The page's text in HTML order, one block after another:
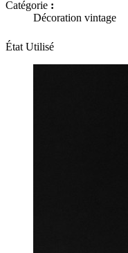
Catégorie :
Décoration vintage
État Utilisé